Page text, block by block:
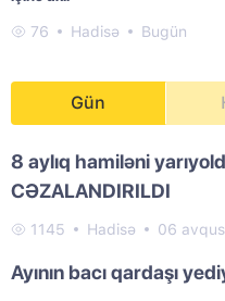
76 Hadisə Bugün
Gün
8 aylıq hamiləni
CƏZALANDIRILDI
1145 Hadisə 06
Ayının bacı qardaşı